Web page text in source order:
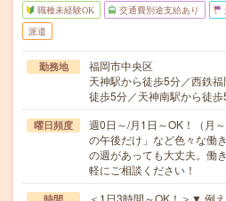
職種未経験OK 交通費別途支給あり
派遣
勤務地
福岡市中央区
天神駅から徒歩5分／西鉄
徒歩5分／天神南駅から徒
曜日頻度
週0日～/月1日～OK！（月
の午後だけ」など色々な働
の週があっても大丈夫。働
軽にご相談ください！
＜1日3時間～OK！＞▼ 例